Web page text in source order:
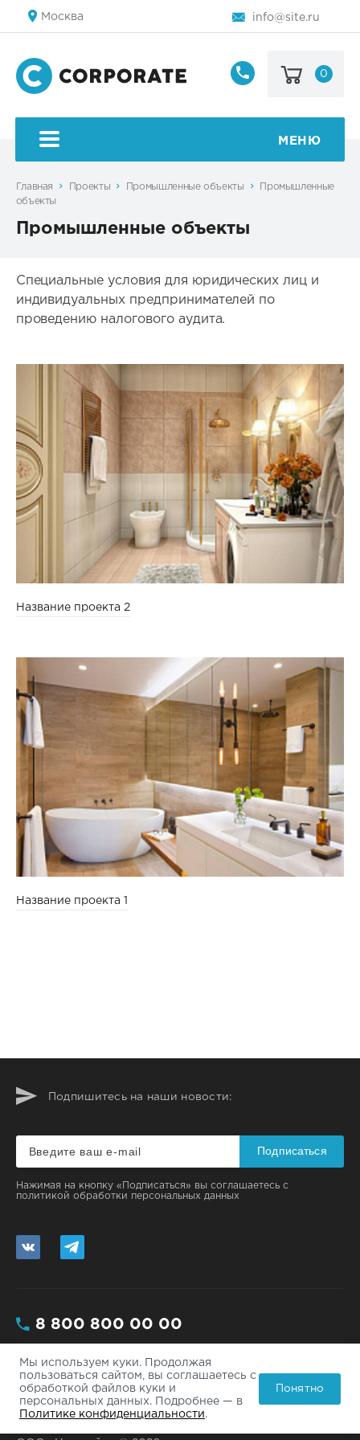
Москва info@site.ru
8
123-
0
МЕНЮ
Главная Проекты Промышленные объекты
Промышленные
объекты
Промышленные объекты
Специальные условия для юридических лиц и
индивидуальных предпринимателей по
проведению налогового аудита.
Название проекта 2
Название проекта 1
Подпишитесь на наши новости:
Подписаться
Нажимая на кнопку «Подписаться» вы соглашаетесь с
политикой обработки персональных данных
8 800 800 00 00
Москва, ул. Большая, 112/3 - 200
info@site.ru
Мы используем куки. Продолжая
пользоваться сайтом, вы соглашаетесь с
обработкой файлов куки и
персональных данных. Подробнее — в
Политике конфиденциальности.
Понятно